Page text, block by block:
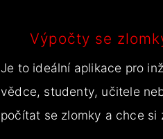
Výpočty se
Je to ideální aplikace pro
vědce, studenty, učitele
počítat se zlomky a chce si